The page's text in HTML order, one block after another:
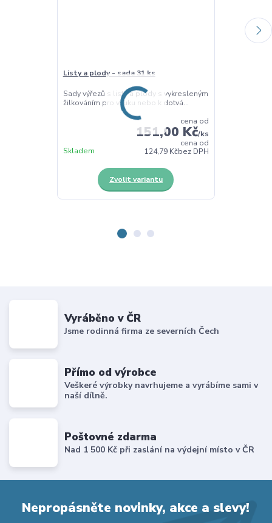
Listy a plody - sada 31 ks
Sady výřezů s listy a plody s vykresleným
žilkováním pro výuku nebo k dotvá...
cena od
151,00 Kč/ks
cena od
124,79 Kčbez DPH
Skladem
Zvolit variantu
Vyráběno v ČR
Jsme rodinná firma ze severních Čech
Přímo od výrobce
Veškeré výrobky navrhujeme a vyrábíme sami v
naší dílně.
Poštovné zdarma
Nad 1 500 Kč při zaslání na výdejní místo v ČR
Nepropásněte novinky, akce a slevy!